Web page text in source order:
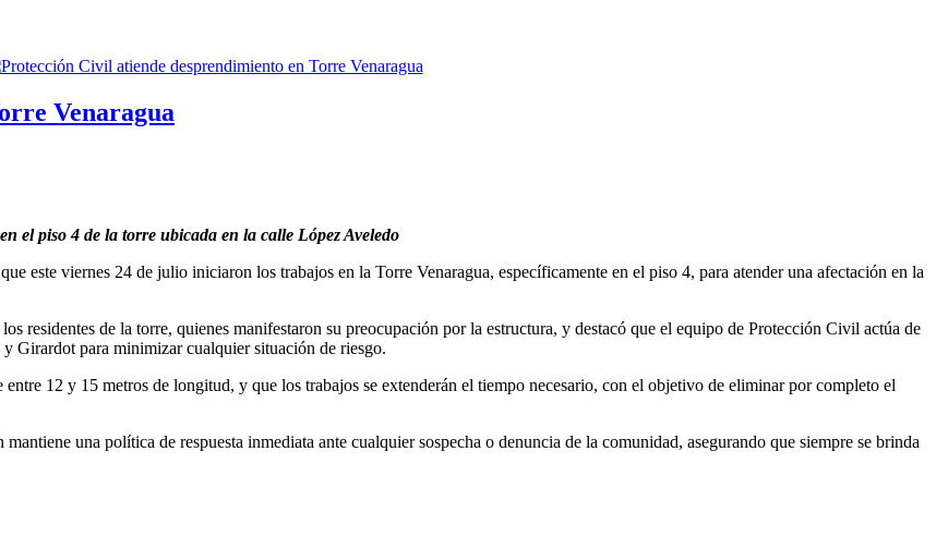
Venaragua
el piso 4 de la torre ubicada en la calle López Aveledo
este viernes 24 de julio iniciaron los trabajos en la Torre Venaragua, específicamente en el piso 4, para atender una afectación en la
residentes de la torre, quienes manifestaron su preocupación por la estructura, y destacó que el equipo de Protección Civil actúa de
Girardot para minimizar cualquier situación de riesgo.
12 y 15 metros de longitud, y que los trabajos se extenderán el tiempo necesario, con el objetivo de eliminar por completo el
una política de respuesta inmediata ante cualquier sospecha o denuncia de la comunidad, asegurando que siempre se brinda